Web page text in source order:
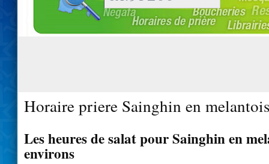
Horaire priere Sainghin en
Les heures de salat pour Sainghin en
environs